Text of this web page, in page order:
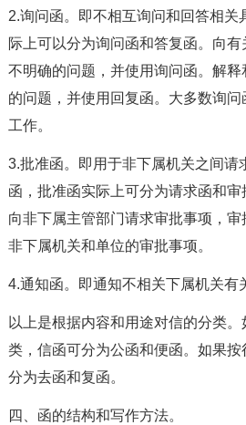
2.询问函。即不相互询问和回答相关
际上可以分为询问函和答复函。向
不明确的问题，并使用询问函。解
的问题，并使用回复函。大多数询
工作。
3.批准函。即用于非下属机关之间请
函，批准函实际上可分为请求函和
向非下属主管部门请求审批事项，
非下属机关和单位的审批事项。
4.通知函。即通知不相关下属机关有
以上是根据内容和用途对信的分类
类，信函可分为公函和便函。如果
分为去函和复函。
四、函的结构和写作方法。